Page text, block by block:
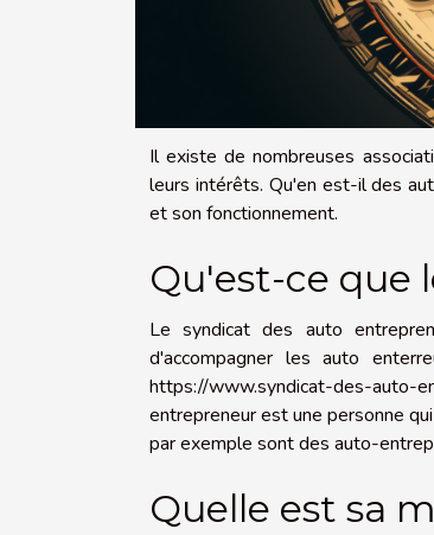
Il existe de nombreuses
leurs intérêts. Qu'en est-il des
et son fonctionnement.
Qu'est-ce que
Le syndicat des auto
d'accompagner les auto
https://www.syndicat-des-auto-
entrepreneur est une personne
par exemple sont des auto-
Quelle est sa